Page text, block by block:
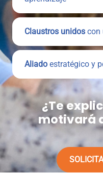
Claustros unidos con
Aliado estratégico y
¿Te
motivará